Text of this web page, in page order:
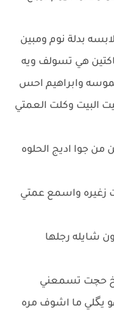
بدلة نوم ومبين
هي تسولف ويه
وابراهيم احس
البيت وكلت العمتي
جوا اديج الحلوه
زغيره واسمع عمتي
شايله رجلها
حچت تسمعني
يگلي ما اشوف مره